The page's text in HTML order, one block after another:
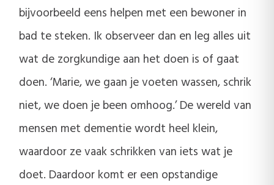
bijvoorbeeld eens helpen met een bewoner in
bad te steken. Ik observeer dan en leg alles uit
wat de zorgkundige aan het doen is of gaat
doen. ‘Marie, we gaan je voeten wassen, schrik
niet, we doen je been omhoog.’ De wereld van
mensen met dementie wordt heel klein,
waardoor ze vaak schrikken van iets wat je
doet. Daardoor komt er een opstandige